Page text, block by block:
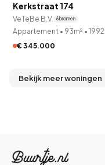
6 uur geleden ontdekt
Kerkstraat 174
VeTeBe B.V. 6 bronnen
Appartement • 93m² • 1992
€ 345.000
Bekijk meer woningen